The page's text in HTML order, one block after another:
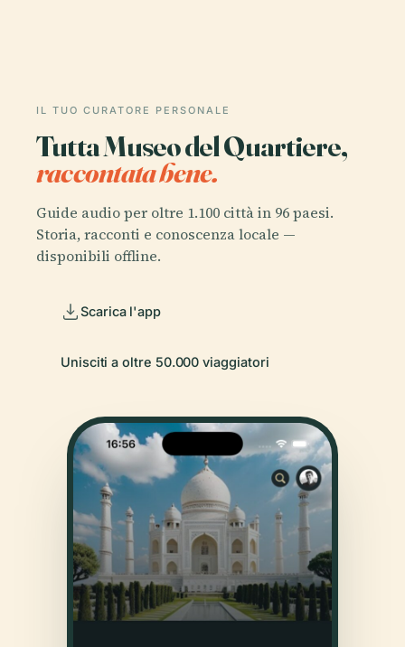
IL TUO CURATORE PERSONALE
Tutta Museo del Quartiere,
raccontata bene.
Guide audio per oltre 1.100 città in 96 paesi.
Storia, racconti e conoscenza locale —
disponibili offline.
Scarica l'app
Unisciti a oltre 50.000 viaggiatori